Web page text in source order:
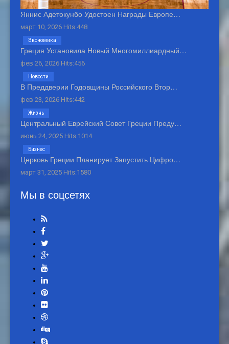
Яннис Адетокунбо Удостоен Награды Европе…
март 10, 2026 Hits:448
Греция Установила Новый Многомиллиардный…
фев 26, 2026 Hits:456
Экономика
В Преддверии Годовщины Российского Втор…
фев 23, 2026 Hits:442
Новости
Центральный Еврейский Совет Греции Преду…
июнь 24, 2025 Hits:1014
Жизнь
Церковь Греции Планирует Запустить Цифро…
март 31, 2025 Hits:1580
Бизнес
Мы в соцсетях